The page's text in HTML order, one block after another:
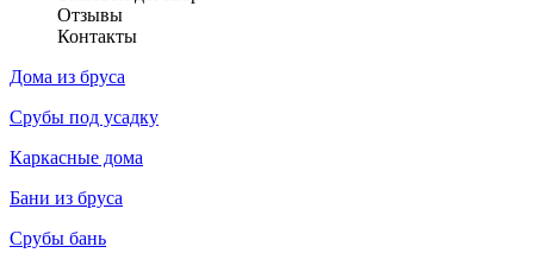
Отзывы
Контакты
Дома из бруса
Срубы под усадку
Каркасные дома
Бани из бруса
Срубы бань